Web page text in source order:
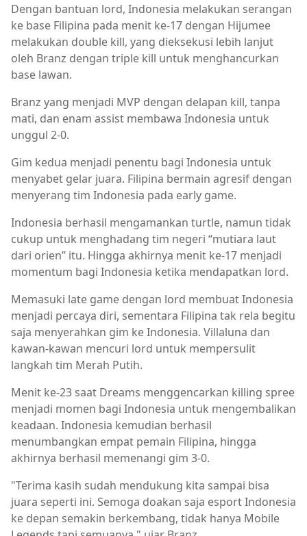
Dengan bantuan lord, Indonesia melakukan serangan
ke base Filipina pada menit ke-17 dengan Hijumee
melakukan double kill, yang dieksekusi lebih lanjut
oleh Branz dengan triple kill untuk menghancurkan
base lawan.
Branz yang menjadi MVP dengan delapan kill, tanpa
mati, dan enam assist membawa Indonesia untuk
unggul 2-0.
Gim kedua menjadi penentu bagi Indonesia untuk
menyabet gelar juara. Filipina bermain agresif dengan
menyerang tim Indonesia pada early game.
Indonesia berhasil mengamankan turtle, namun tidak
cukup untuk menghadang tim negeri “mutiara laut
dari orien” itu. Hingga akhirnya menit ke-17 menjadi
momentum bagi Indonesia ketika mendapatkan lord.
Memasuki late game dengan lord membuat Indonesia
menjadi percaya diri, sementara Filipina tak rela begitu
saja menyerahkan gim ke Indonesia. Villaluna dan
kawan-kawan mencuri lord untuk mempersulit
langkah tim Merah Putih.
Menit ke-23 saat Dreams menggencarkan killing spree
menjadi momen bagi Indonesia untuk mengembalikan
keadaan. Indonesia kemudian berhasil
menumbangkan empat pemain Filipina, hingga
akhirnya berhasil memenangi gim 3-0.
"Terima kasih sudah mendukung kita sampai bisa
juara seperti ini. Semoga doakan saja esport Indonesia
ke depan semakin berkembang, tidak hanya Mobile